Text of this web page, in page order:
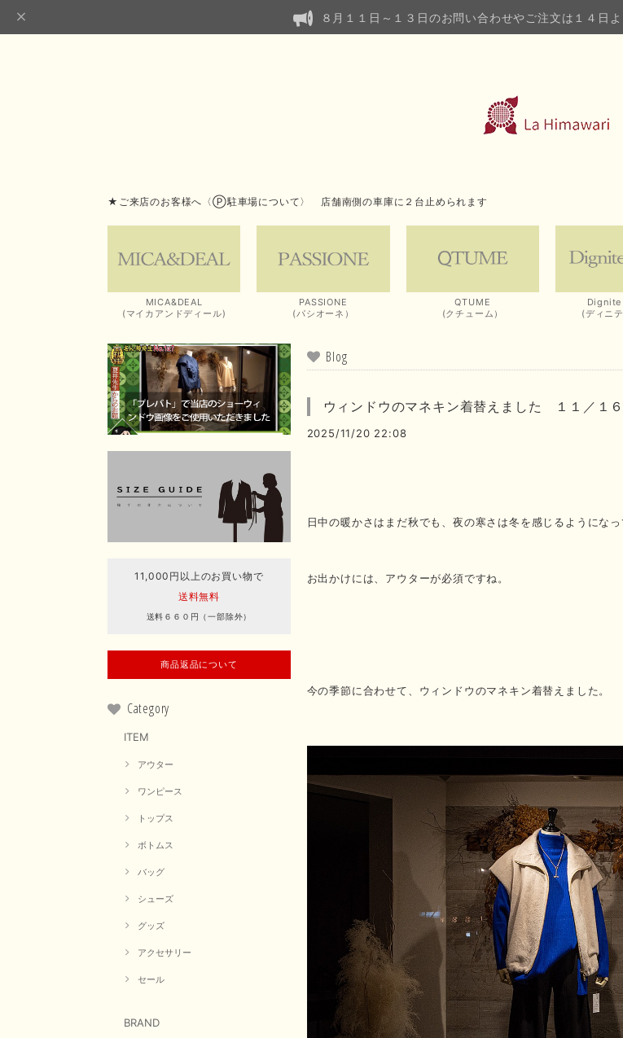
８月１１日～１３日のお問い合わせやご注文は１４日
★ご来店のお客様へ〈Ⓟ駐車場について〉 店舗南側の車庫に２台止められます
MICA&DEAL
(マイカアンドディール)
PASSIONE
(パシオーネ）
QTUME
(クチューム）
(ディニ
11,000円以上のお買い物で
送料無料
送料６６０円（一部除外）
商品返品について
Category
ITEM
アウター
ワンピース
トップス
ボトムス
バッグ
シューズ
グッズ
アクセサリー
セール
BRAND
Blog
ウィンドウのマネキン着替えました １１／１６
2025/11/20 22:08
日中の暖かさはまだ秋でも、夜の寒さは冬を感じるようになっ
お出かけには、アウターが必須ですね。
今の季節に合わせて、ウィンドウのマネキン着替えました。